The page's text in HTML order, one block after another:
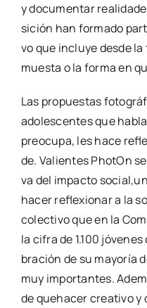
y docu­men­tar
si­ción han for­ma­do
vo que inclu­ye des­de
mues­ta o la for­ma en
Las pro­pues­tas
ado­les­cen­tes que
preo­cu­pa, les hace
de. Valien­tes Pho­tOn
va del impac­to
hacer refle­xio­nar a la
colec­ti­vo que en la
la cifra de 1.100
bra­ción de su mayo­ría
muy impor­tan­tes.
de queha­cer crea­ti­vo y